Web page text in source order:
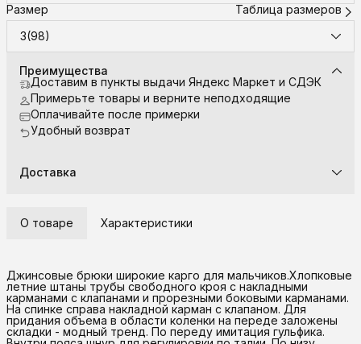
Размер
Таблица размеров
3(98)
Преимущества
Доставим в пункты выдачи Яндекс Маркет и СДЭК
Примерьте товары и верните неподходящие
Оплачивайте после примерки
Удобный возврат
Доставка
О товаре Характеристики
Джинсовые брюки широкие карго для мальчиков.Хлопковые
летние штаны трубы свободного кроя с накладными
карманами с клапанами и прорезными боковыми карманами.
На спинке справа накладной карман с клапаном. Для
придания объема в области коленки на переде заложены
складки - модный тренд. По переду имитация гульфика.